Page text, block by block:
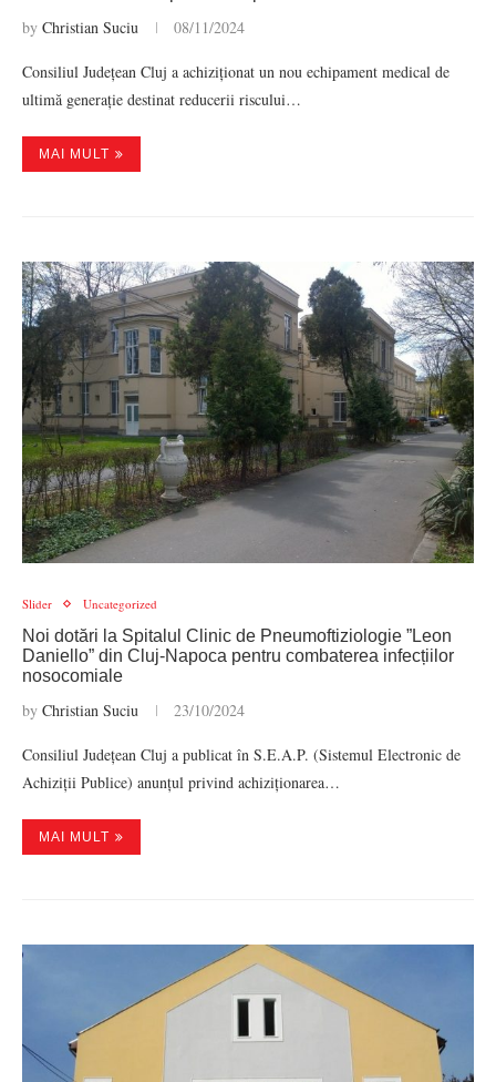
by Christian Suciu 08/11/2024
Consiliul Județean Cluj a achiziționat un nou echipament medical de
ultimă generație destinat reducerii riscului…
MAI MULT
Slider Uncategorized
Noi dotări la Spitalul Clinic de Pneumoftiziologie ”Leon
Daniello” din Cluj-Napoca pentru combaterea infecțiilor
nosocomiale
by Christian Suciu 23/10/2024
Consiliul Județean Cluj a publicat în S.E.A.P. (Sistemul Electronic de
Achiziții Publice) anunțul privind achiziționarea…
MAI MULT